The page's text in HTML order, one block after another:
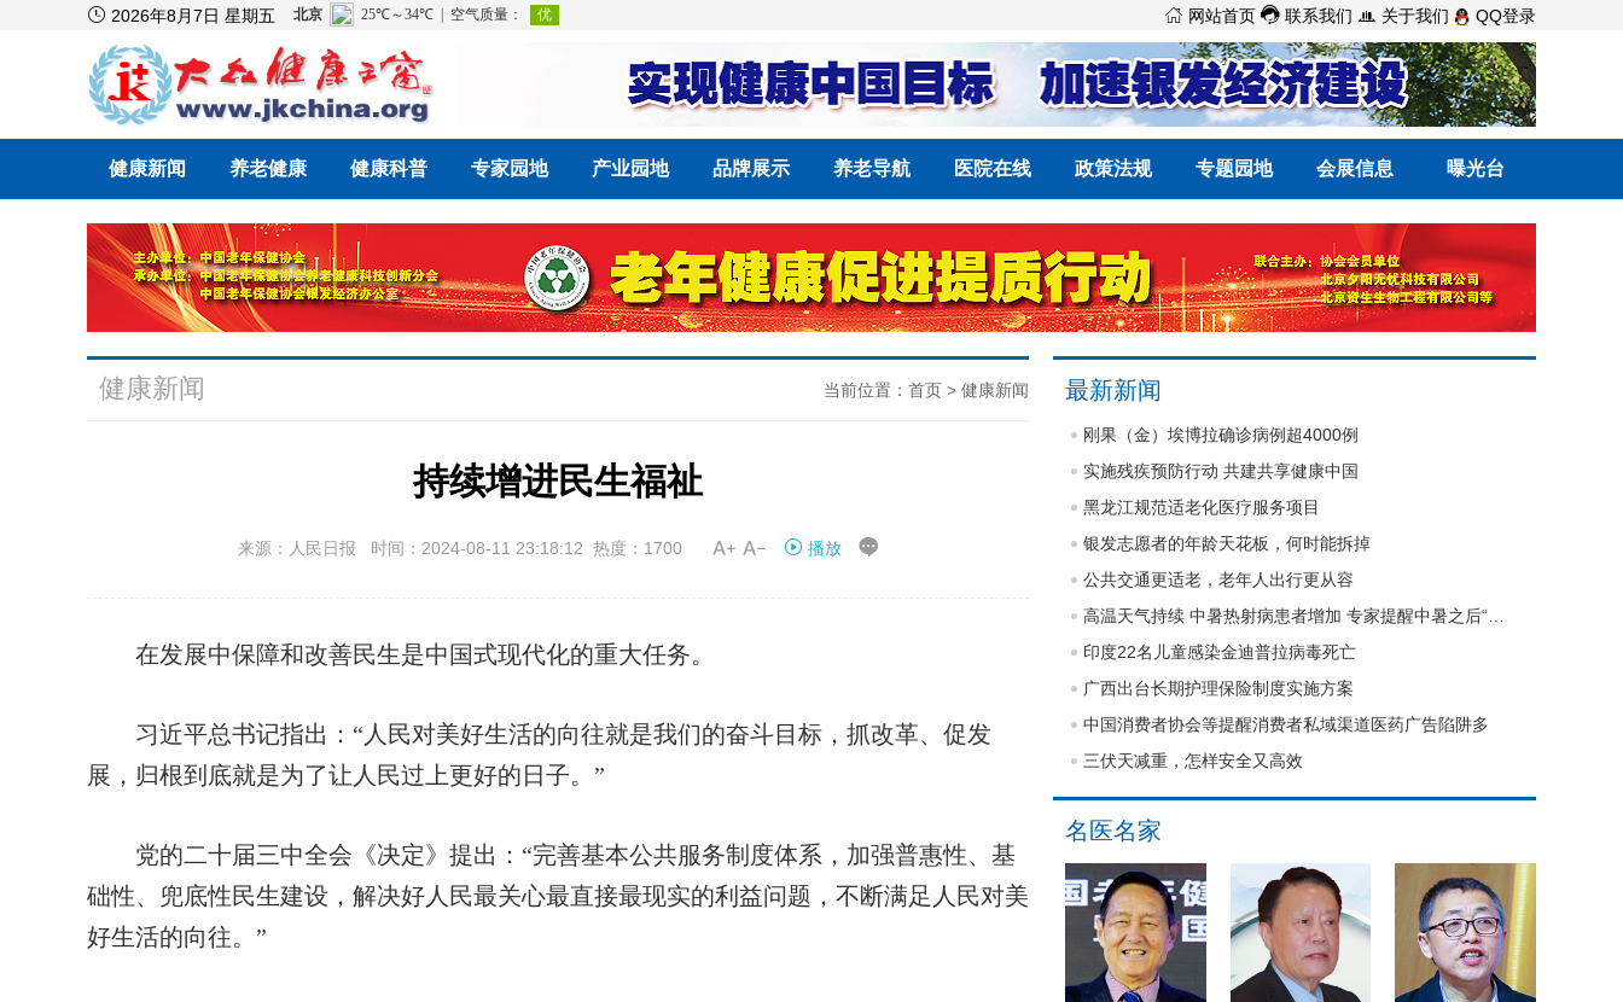
 2026年8月7日 星期五  网站首页  联系我们  关于我们 QQ登录
健康新闻 养老健康 健康科普 专家园地 产业园地 品牌展示 养老导航 医院在线 政策法规 专题园地 会展信息 曝光台
健康新闻 当前位置： 首页 > 健康新闻
持续增进民生福祉
来源：人民日报 时间：2024-08-11 23:18:12 热度：1700  播放 
在发展中保障和改善民生是中国式现代化的重大任务。
习近平总书记指出：“人民对美好生活的向往就是我们的奋斗目标，抓改革、促发
展，归根到底就是为了让人民过上更好的日子。”
党的二十届三中全会《决定》提出：“完善基本公共服务制度体系，加强普惠性、基
础性、兜底性民生建设，解决好人民最关心最直接最现实的利益问题，不断满足人民对美
好生活的向往。”
最新新闻
刚果（金）埃博拉确诊病例超4000例
实施残疾预防行动 共建共享健康中国
黑龙江规范适老化医疗服务项目
银发志愿者的年龄天花板，何时能拆掉
公共交通更适老，老年人出行更从容
印度22名儿童感染金迪普拉病毒死亡
广西出台长期护理保险制度实施方案
中国消费者协会等提醒消费者私域渠道医药广告陷阱多
三伏天减重，怎样安全又高效
名医名家